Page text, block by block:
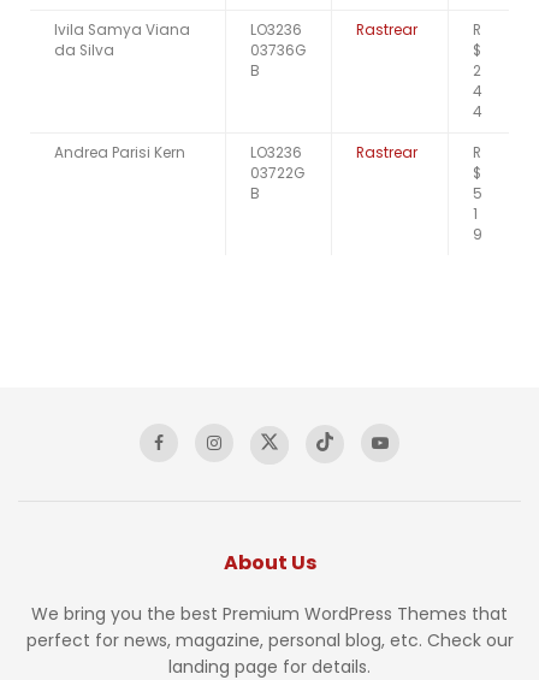
Ivila Samya Viana
da Silva
LO3236
03736G
B
Rastrear
R
$
2
4
4
Andrea Parisi Kern
LO3236
03722G
B
Rastrear
R
$
5
1
9
About Us
We bring you the best Premium WordPress Themes that
perfect for news, magazine, personal blog, etc. Check our
landing page for details.